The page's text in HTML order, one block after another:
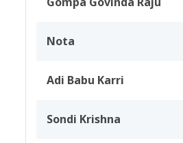
Nota
Adi Babu Karri
Sondi Krishna